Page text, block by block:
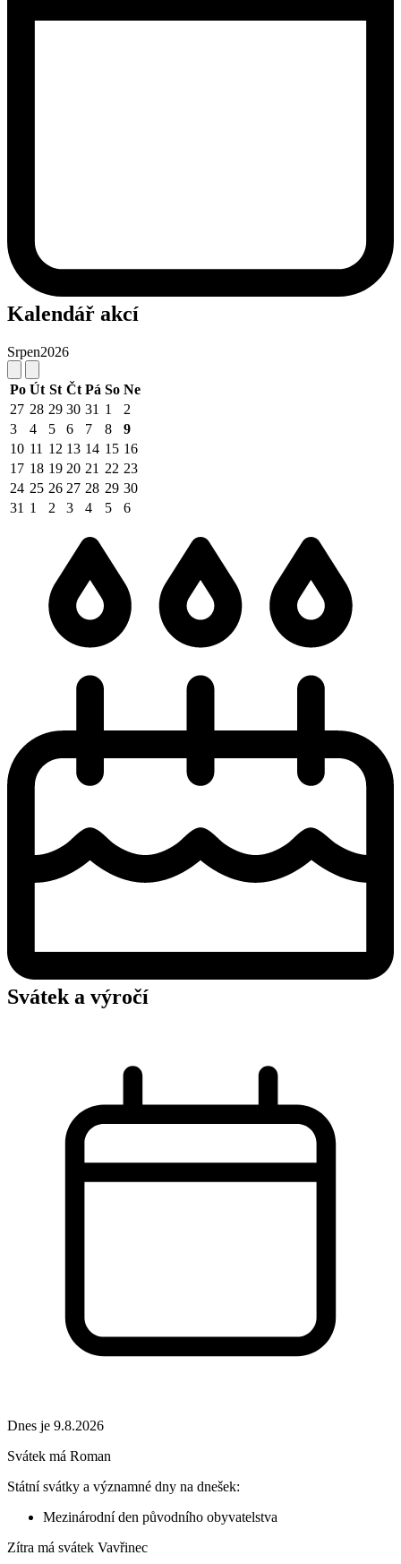
Kalendář akcí
Srpen2026
Po Út St Čt Pá So Ne
27 28 29 30 31 1
2
3
4 5 6 7 8
9
10 11 12 13 14 15 16
17 18 19 20 21 22 23
24 25 26 27 28 29 30
31 1 2 3 4 5 6
Svátek a výročí
Dnes je 9.8.2026
Svátek má Roman
Státní svátky a významné dny na dnešek:
Mezinárodní den původního obyvatelstva
Zítra má svátek Vavřinec